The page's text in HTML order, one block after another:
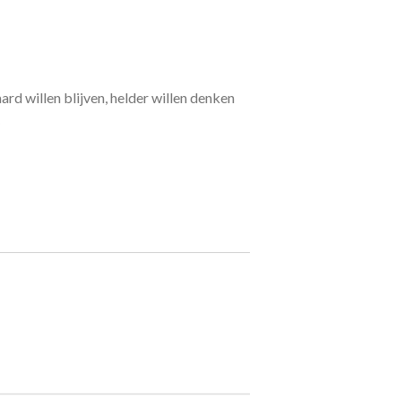
willen blijven, helder willen denken